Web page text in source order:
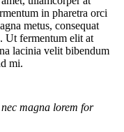
in pharetra orci
metus, consequat
Ut fermentum elit at
lacinia velit bibendum
mi.
magna lorem for